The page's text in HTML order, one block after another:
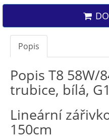
Popis
Popis T8 58W/
trubice, bílá,
Lineární
150cm